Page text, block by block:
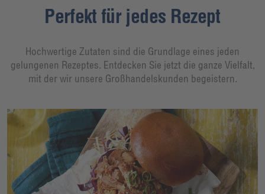
Perfekt für jedes Rezept
Hochwertige Zutaten sind die Grundlage eines jeden
gelungenen Rezeptes. Entdecken Sie jetzt die ganze Vielfalt,
mit der wir unsere Großhandelskunden begeistern.